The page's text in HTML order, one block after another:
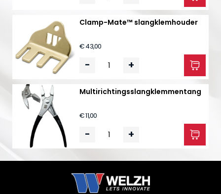
Clamp-Mate™ slangklemhouder
€ 43,00
- +
Multirichtings­slangklemmentang
€ 11,00
- +